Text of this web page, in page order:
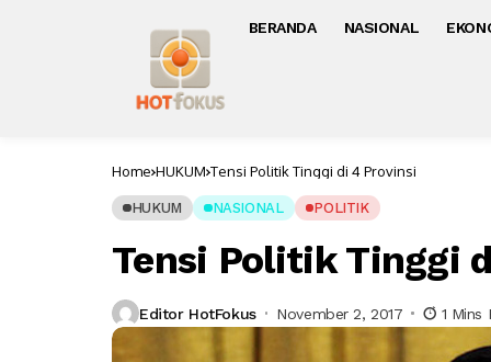
BERANDA NASIONAL
Home HUKUM Tensi Politik Tinggi di 4 Provinsi
HUKUM NASIONAL POLITIK
Tensi Politik Tinggi
Editor HotFokus November 2, 2017 1 Mins